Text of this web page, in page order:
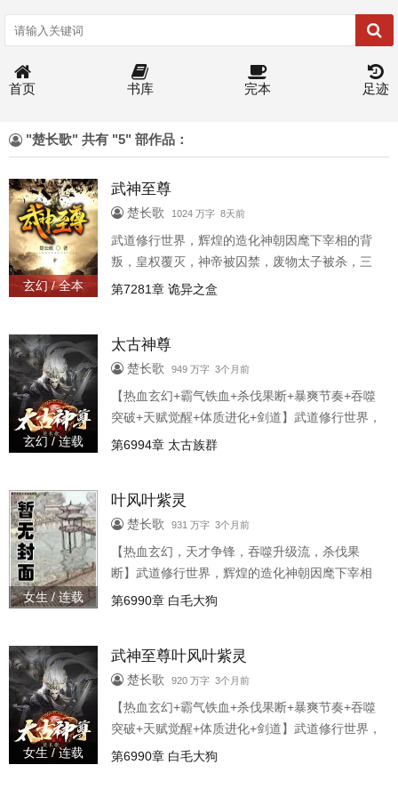
首页 书库 完本 足迹
"楚长歌" 共有 "5" 部作品：
玄幻 / 全本
武神至尊
楚长歌 1024 万字 8天前
武道修行世界，辉煌的造化神朝因麾下宰相的背
叛，皇权覆灭，神帝被囚禁，废物太子被杀，三
千年后，太子叶风重生归来，这一世觉醒绝世天
时，一剑杀尽天下敌！”
第7281章 诡异之盒
玄幻 / 连载
太古神尊
楚长歌 949 万字 3个月前
【热血玄幻+霸气铁血+杀伐果断+暴爽节奏+吞噬
突破+天赋觉醒+体质进化+剑道】武道修行世界，
辉煌的造化神朝因麾下宰相的背叛，皇权覆灭，
体，诛杀强敌，鏖战天下，向三千年后的新一代
神朝发起进攻！ “待我重生归来时，一剑杀尽天下
敌！”
第6994章 太古族群
女生 / 连载
叶风叶紫灵
楚长歌 931 万字 3个月前
【热血玄幻，天才争锋，吞噬升级流，杀伐果
断】武道修行世界，辉煌的造化神朝因麾下宰相
的背叛，皇权覆灭，神帝被囚禁，废物太子被
步强势崛起，向三千年后的新一代神朝发起进
攻！ “待我重生归来时，一剑杀尽天下敌！”
第6990章 白毛大狗
女生 / 连载
武神至尊叶风叶紫灵
楚长歌 920 万字 3个月前
【热血玄幻+霸气铁血+杀伐果断+暴爽节奏+吞噬
突破+天赋觉醒+体质进化+剑道】武道修行世界，
辉煌的造化神朝因麾下宰相的背叛，皇权覆灭，
第6990章 白毛大狗